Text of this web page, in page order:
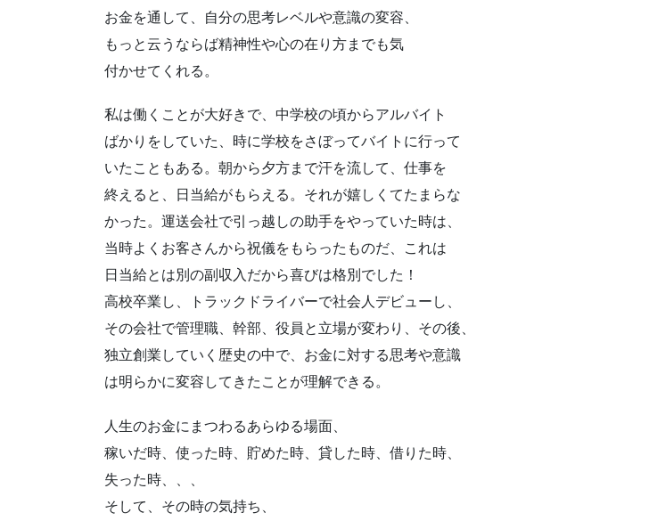
お金を通して、自分の思考レベルや意識の変容、
もっと云うならば精神性や心の在り方までも気
付かせてくれる。
私は働くことが大好きで、中学校の頃からアルバイト
ばかりをしていた、時に学校をさぼってバイトに行って
いたこともある。朝から夕方まで汗を流して、仕事を
終えると、日当給がもらえる。それが嬉しくてたまらな
かった。運送会社で引っ越しの助手をやっていた時は、
当時よくお客さんから祝儀をもらったものだ、これは
日当給とは別の副収入だから喜びは格別でした！
高校卒業し、トラックドライバーで社会人デビューし、
その会社で管理職、幹部、役員と立場が変わり、その後、
独立創業していく歴史の中で、お金に対する思考や意識
は明らかに変容してきたことが理解できる。
人生のお金にまつわるあらゆる場面、
稼いだ時、使った時、貯めた時、貸した時、借りた時、
失った時、、、
そして、その時の気持ち、